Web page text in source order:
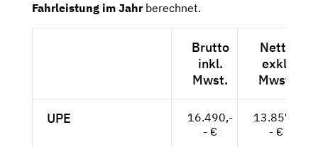
Fahrleistung im Jahrberechnet.
Brutto
inkl.
Mwst.
Netto
exkl.
Mwst.
UPE
16.490,-
- €
13.857,-
- €